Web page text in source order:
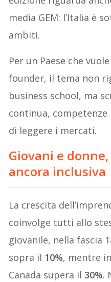
media GEM: l’Italia è
ambiti.
Per un Paese che
founder, il tema non
business school, ma
continua,
di leggere i mercati.
Giovani e
ancora inclusiva
La crescita
coinvolge tutti allo
giovanile, nella fascia
sopra il 10%, mentre
Canada supera il 30%.